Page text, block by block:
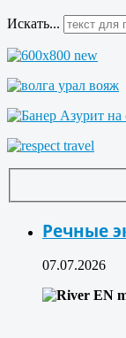
Искать...
Речные
07.07.2026